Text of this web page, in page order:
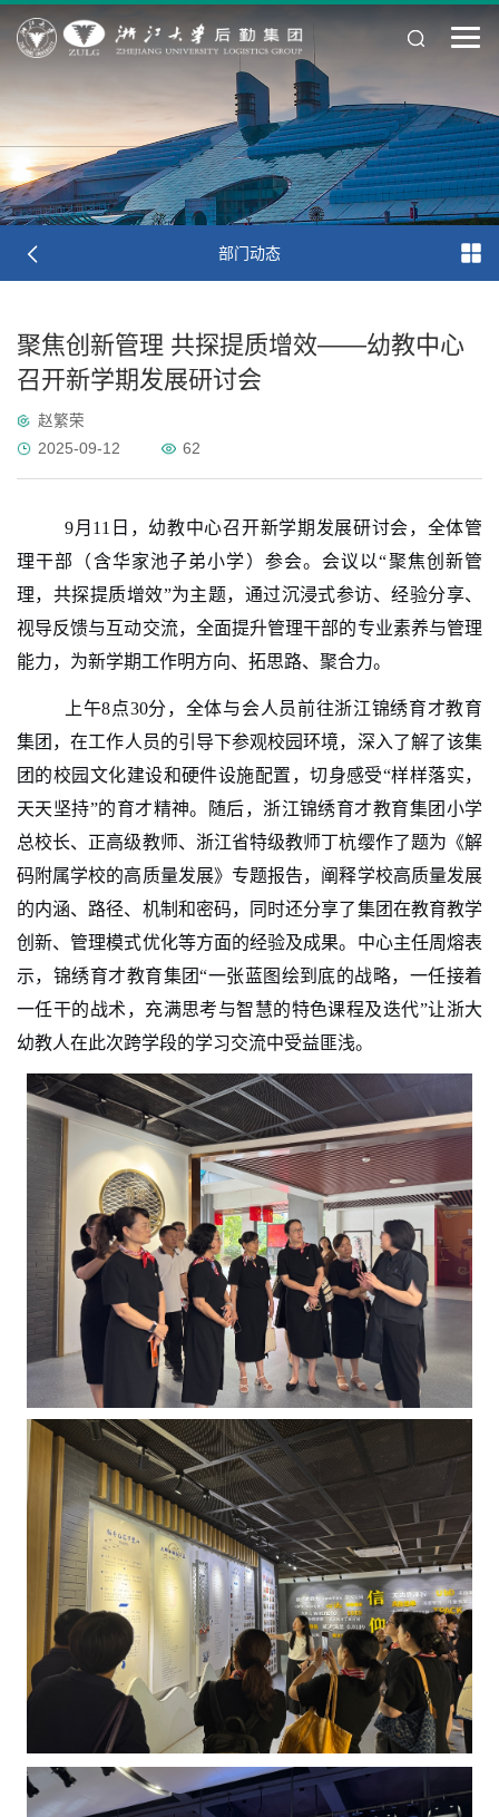
部门动态
聚焦创新管理 共探提质增效——幼教中心
召开新学期发展研讨会
赵繁荣
2025-09-12
62
9月11日，幼教中心召开新学期发展研讨会， 全体管
理干部（含华家池子弟小学）参会。 会议以“聚焦创新管
理，共探提质增效”为主题，通过沉浸式参访、经验分享、
视导反馈与互动交流，全面提升管理干部的专业素养与管理
能力，为新学期工作明方向、拓思路、聚合力。
上午8点30分 ，全体与会人员前往浙江锦绣育才教育
集团 ，在工作人员的引导下参观校园环境，深入了解了该集
团的校园文化建设和硬件设施配置 ，切身感受“样样落实，
天天坚持”的育才精神。随后，浙江锦绣育才教育集团小学
总校长、正高级教师、浙江省特级教师丁杭缨作了题为《解
码附属学校的高质量发展》专题报告，阐释学校高质量发展
的内涵、路径、机制和密码，同时还分享了集团在教育教学
创新、管理模式优化等方面的经验及成果。中心主任周熔表
示，锦绣育才教育集团“一张蓝图绘到底的战略，一任接着
一任干的战术，充满思考与智慧的特色课程及迭代”让浙大
幼教人在此次跨学段的学习交流中受益匪浅。